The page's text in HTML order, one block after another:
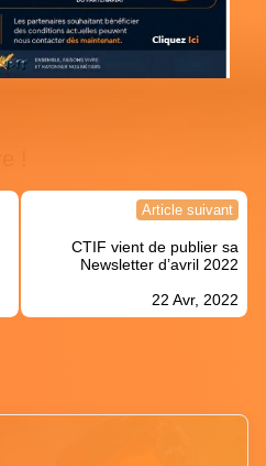
Article suivant
CTIF vient de publier sa
Newsletter d’avril 2022
22 Avr, 2022